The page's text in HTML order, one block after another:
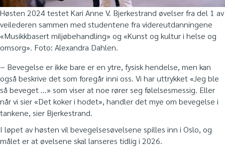
Høsten 2024 testet Kari Anne V. Bjerkestrand øvelser fra del 1 av
veilederen sammen med studentene fra videreutdanningene
«Musikkbasert miljøbehandling» og «Kunst og kultur i helse og
omsorg». Foto: Alexandra Dahlen.
− Bevegelse er ikke bare er en ytre, fysisk hendelse, men kan
også beskrive det som foregår inni oss. Vi har uttrykket «Jeg ble
så beveget …» som viser at noe rører seg følelsesmessig. Eller
når vi sier «Det koker i hodet», handler det mye om bevegelse i
tankene, sier Bjerkestrand.
I løpet av høsten vil bevegelsesøvelsene spilles inn i Oslo, og
målet er at øvelsene skal lanseres tidlig i 2026.